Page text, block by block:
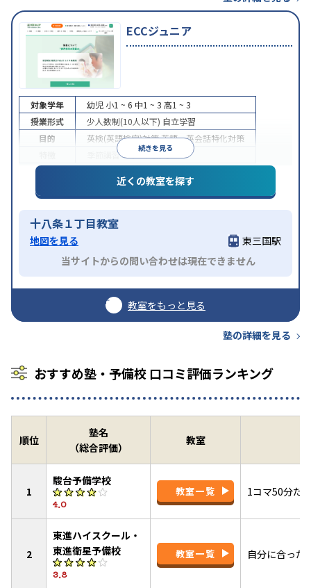
ECCジュニア
続きを見る
対象学年 幼児 小1 ~ 6 中1 ~ 3 高1 ~ 3
授業形式
少人数制(10人以下) 自立学習
目的
英検(英語検定)対策英語・英会話特化対策
季節講習のみの受講可
近くの教室を探す
十八条１丁目教室
地図を見る
東三国駅
当サイトからの問い合わせは現在できません
教室をもっと見る
塾の詳細を見る
おすすめ塾・予備校 口コミ評価ランキング
順位
塾名
（総合評価）
教室
1
駿台予備学校
4.0
教室一覧 1コマ50分だ
2
東進ハイスクール・
東進衛星予備校
3.8
教室一覧 自分に合った